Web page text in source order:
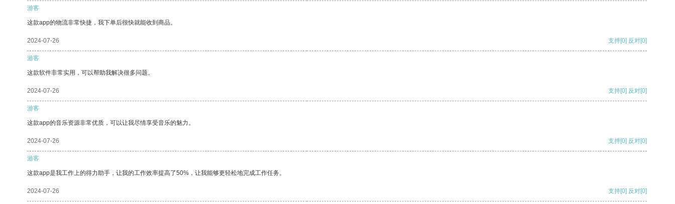
游客
这款app的物流非常快捷，我下单后很快就能收到商品。
2024-07-26 支持[0] 反对[0]
游客
这款软件非常实用，可以帮助我解决很多问题。
2024-07-26 支持[0] 反对[0]
游客
这款app的音乐资源非常优质，可以让我尽情享受音乐的魅力。
2024-07-26 支持[0] 反对[0]
游客
这款app是我工作上的得力助手，让我的工作效率提高了50%，让我能够更轻松地完成工作任务。
2024-07-26 支持[0] 反对[0]